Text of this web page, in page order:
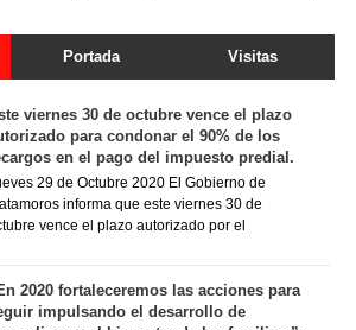
Portada Visitas
viernes 30 de octubre vence el plazo
para condonar el 90% de los
en el pago del impuesto predial.
29 de Octubre 2020 El Gobierno de
informa que este viernes 30 de
vence el plazo autorizado por el
2020 fortaleceremos las acciones para
impulsando el desarrollo de